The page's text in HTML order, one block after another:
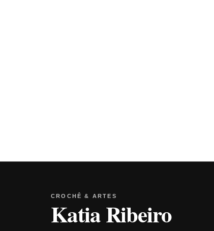
CROCHÊ & ARTES
Katia Ribeiro